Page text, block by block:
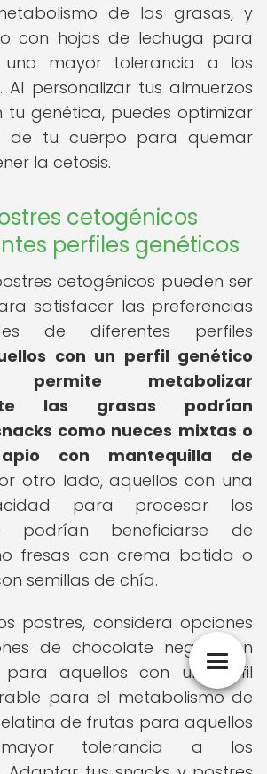
de las grasas, y
con hojas de lechuga para
una mayor tolerancia a los
Al personalizar tus almuerzos
tu genética, puedes optimizar
de tu cuerpo para quemar
la cetosis.
cetogénicos
perfiles genéticos
cetogénicos pueden ser
satisfacer las preferencias
de diferentes perfiles
con un perfil genético
metabolizar
las grasas podrían
como nueces mixtas o
con mantequilla de
otro lado, aquellos con una
para procesar los
podrían beneficiarse de
fresas con crema batida o
semillas de chía.
postres, considera opciones
de chocolate negro con
aquellos con un perfil
para el metabolismo de
de frutas para aquellos
tolerancia a los